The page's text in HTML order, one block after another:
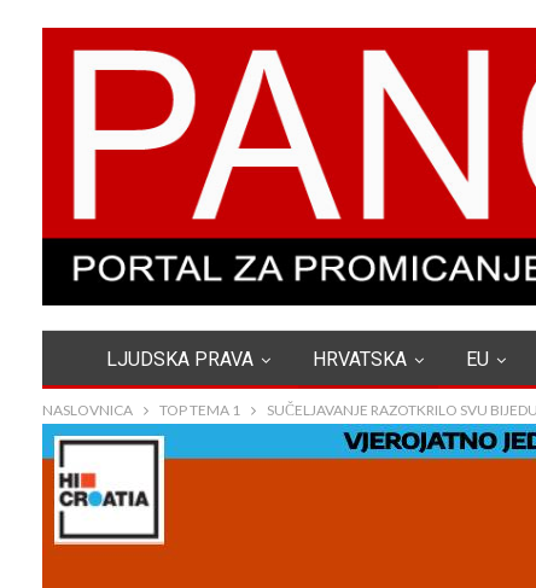
LJUDSKA PRAVA HRVATSKA EU
NASLOVNICA TOP TEMA 1 SUČELJAVANJE RAZOTKRILO SVU